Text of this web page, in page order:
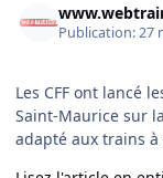
Publication:27
Les CFF ont lancé
Saint-Maurice sur
adapté aux trains